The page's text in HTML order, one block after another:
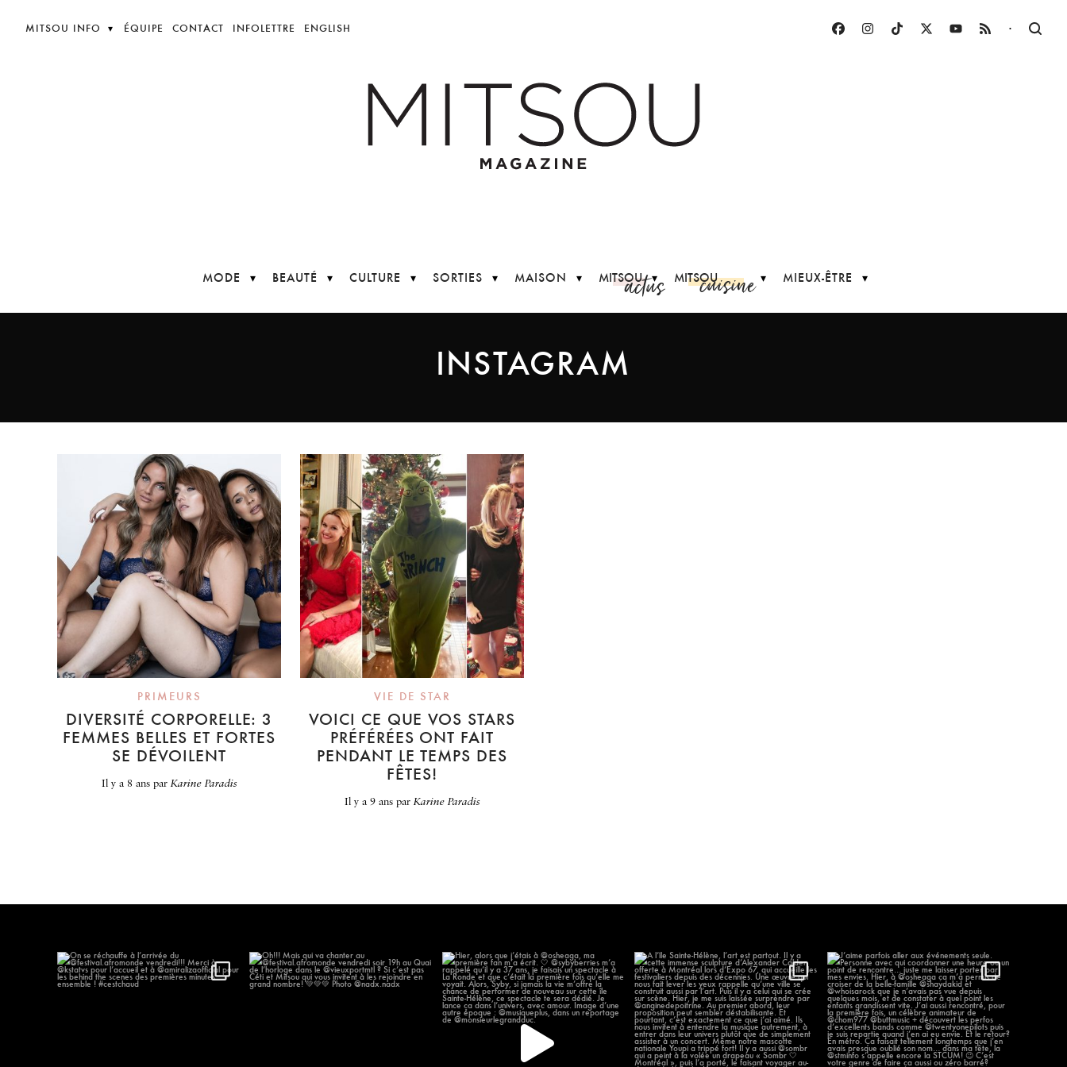
MITSOU INFO ÉQUIPE CONTACT INFOLETTRE ENGLISH ·
MODE BEAUTÉ CULTURE SORTIES MAISON MITSOUactus MITSOUcuisine MIEUX-ÊTRE
INSTAGRAM
PRIMEURS
DIVERSITÉ CORPORELLE: 3
FEMMES BELLES ET FORTES
SE DÉVOILENT
il y a 8 anspar Karine Paradis
VIE DE STAR
VOICI CE QUE VOS STARS
PRÉFÉRÉES ONT FAIT
PENDANT LE TEMPS DES
FÊTES!
il y a 9 anspar Karine Paradis
On se réchauffe à l’arrivée du...
Oh!!! Mais qui va chanter au
@festival.afromonde...
Hier, alors que j’étais à @osheaga, ma
première...
57 12
À l’île Sainte-Hélène, l’art est partout.
...
296 12
J’aime parfois aller aux événements
seule....
1297 58